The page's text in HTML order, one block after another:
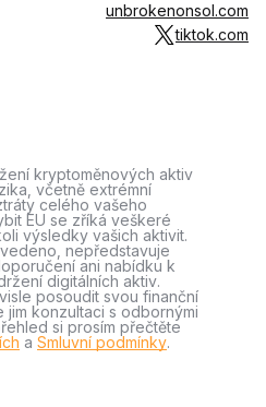
unbrokenonsol.com
tiktok.com
kryptoměnových aktiv
včetně extrémní
celého vašeho
EU se zříká veškeré
výsledky vašich aktivit.
nepředstavuje
ani nabídku k
digitálních aktiv.
posoudit svou finanční
jim konzultaci s odbornými
si prosím přečtěte
a Smluvní podmínky.